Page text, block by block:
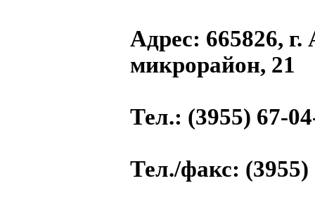
Адрес: 665826,
микрорайон, 21
Тел.: (3955) 67-
Тел./факс: (3955)